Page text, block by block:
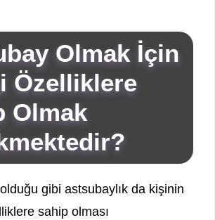
Olmak İçin
Özelliklere
Olmak
gibi astsubaylık da kişinin
sahip olması